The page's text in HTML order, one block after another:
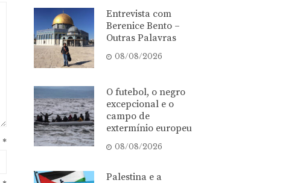
*
Entrevista com
Berenice Bento –
Outras Palavras
08/08/2026
O futebol, o negro
excepcional e o
campo de
extermínio europeu
08/08/2026
Palestina e a